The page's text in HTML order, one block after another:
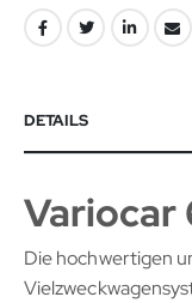
DETAILS
Variocar
Die hochwertigen